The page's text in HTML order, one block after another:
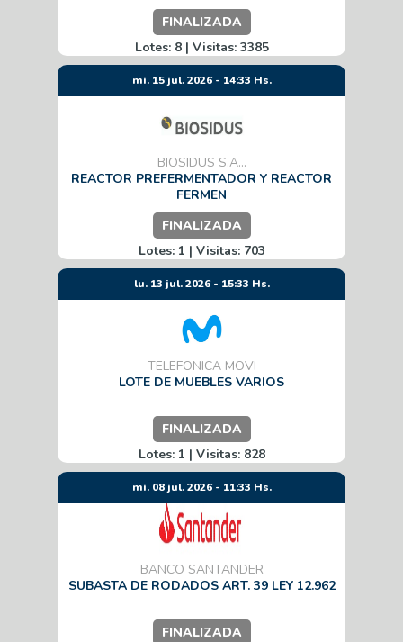
FINALIZADA
Lotes: 8 | Visitas: 3385
mi. 15 jul. 2026 - 14:33 Hs.
BIOSIDUS S.A...
REACTOR PREFERMENTADOR Y REACTOR
FERMEN
FINALIZADA
Lotes: 1 | Visitas: 703
lu. 13 jul. 2026 - 15:33 Hs.
TELEFONICA MOVI
LOTE DE MUEBLES VARIOS
FINALIZADA
Lotes: 1 | Visitas: 828
mi. 08 jul. 2026 - 11:33 Hs.
BANCO SANTANDER
SUBASTA DE RODADOS ART. 39 LEY 12.962
FINALIZADA